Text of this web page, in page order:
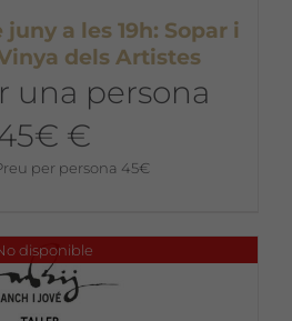
juny a les 19h: Sopar i
dels Artistes
una persona
€
per persona 45€
disponible